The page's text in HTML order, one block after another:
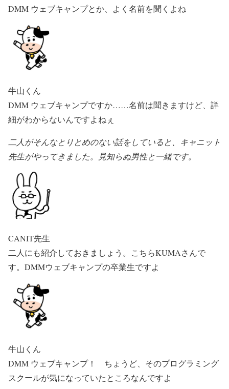
DMM ウェブキャンプとか、よく名前を聞くよね
牛山くん
DMM ウェブキャンプですか……名前は聞きますけど、詳
細がわからないんですよねぇ
二人がそんなとりとめのない話をしていると、キャニット
先生がやってきました。見知らぬ男性と一緒です。
CANIT先生
二人にも紹介しておきましょう。こちらKUMAさんで
す。DMMウェブキャンプの卒業生ですよ
牛山くん
DMM ウェブキャンプ！ ちょうど、そのプログラミング
スクールが気になっていたところなんですよ